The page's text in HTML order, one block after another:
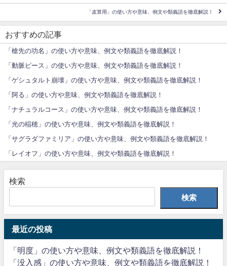
「皮算用」の使い方や意味、例文や類義語を徹底解説！
おすすめの記事
「槍先の功名」の使い方や意味、例文や類義語を徹底解説！
「動脈ピース」の使い方や意味、例文や類義語を徹底解説！
「ゲシュタルト崩壊」の使い方や意味、例文や類義語を徹底解説！
「阿る」の使い方や意味、例文や類義語を徹底解説！
「ナチュラルコース」の使い方や意味、例文や類義語を徹底解説！
「光の稲穂」の使い方や意味、例文や類義語を徹底解説！
「サグラダファミリア」の使い方や意味、例文や類義語を徹底解説！
「レイオフ」の使い方や意味、例文や類義語を徹底解説！
検索
検索
最近の投稿
「明度」の使い方や意味、例文や類義語を徹底解説！
「没入感」の使い方や意味、例文や類義語を徹底解説！